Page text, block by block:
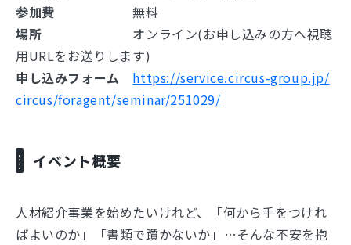
参加費
無料
場所 オンライン(お申し込みの方へ視聴
用URLをお送りします)
申し込みフォーム
https://service.circus-group.jp/
circus/foragent/seminar/251029/
イベント概要
人材紹介事業を始めたいけれど、「何から手をつけれ
ばよいのか」「書類で躓かないか」…そんな不安を抱